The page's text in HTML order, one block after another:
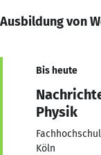
Ausbildung von
Bis heute
Physik
Köln